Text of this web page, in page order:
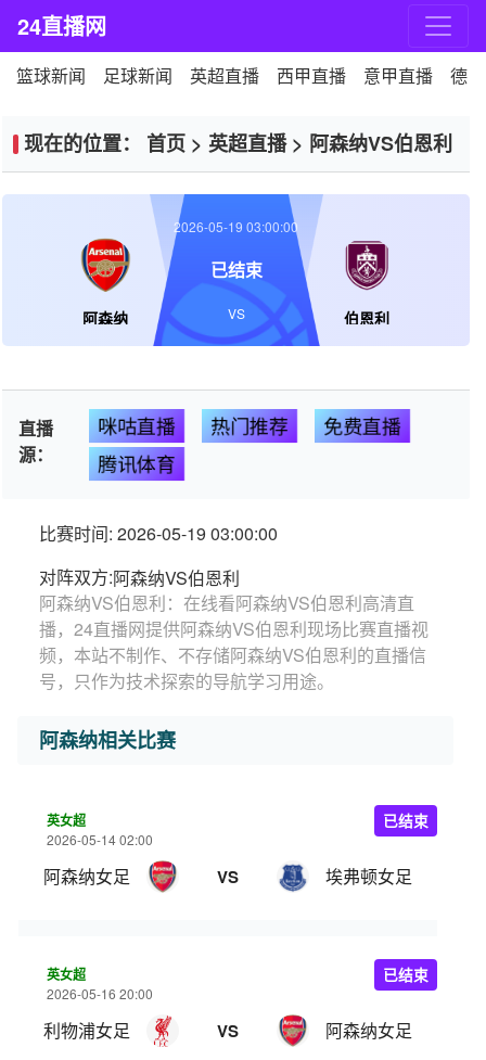
24直播网
篮球新闻 足球新闻 英超直播 西甲直播 意甲直播 德
现在的位置： 首页 > 英超直播> 阿森纳VS伯恩利
阿森纳 伯恩利
2026-05-19 03:00:00
已结束
VS
直播
源：
咪咕直播 热门推荐
免费直播
腾讯体育
比赛时间: 2026-05-19 03:00:00
对阵双方:阿森纳VS伯恩利
阿森纳VS伯恩利：在线看阿森纳VS伯恩利高清直
播，24直播网提供阿森纳VS伯恩利现场比赛直播视
频，本站不制作、不存储阿森纳VS伯恩利的直播信
号，只作为技术探索的导航学习用途。
阿森纳相关比赛
英女超
2026-05-14 02:00
阿森纳女足 VS 埃弗顿女足
已结束
英女超
2026-05-16 20:00
利物浦女足 VS 阿森纳女足
已结束